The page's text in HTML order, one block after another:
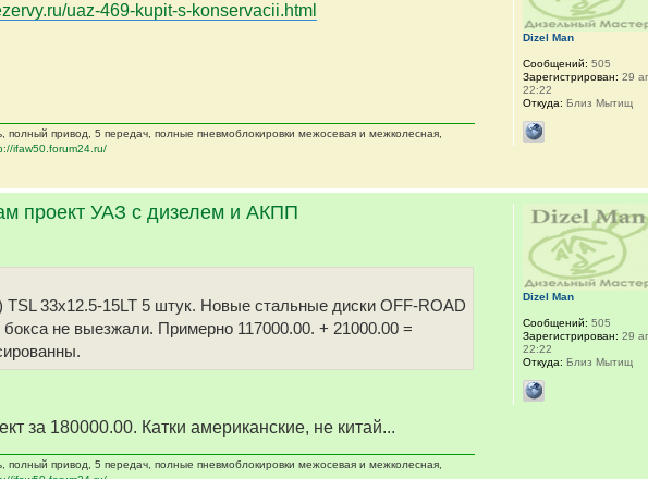
uaz-469-kupit-s-konservacii.html
привод, 5 передач, полные пневмоблокировки межосевая и межколесная,
ifaw50.forum24.ru/
Dizel Man
Сообщений: 505
Зарегистрирован: 29
22:22
Откуда: Близ Мытищ
проект УАЗ с дизелем и АКПП
33x12.5-15LT 5 штук. Новые стальные диски OFF-ROAD
не выезжали. Примерно 117000.00. + 21000.00 =
за 180000.00. Катки американские, не китай...
привод, 5 передач, полные пневмоблокировки межосевая и межколесная,
Dizel Man
Сообщений: 505
Зарегистрирован: 29
22:22
Откуда: Близ Мытищ